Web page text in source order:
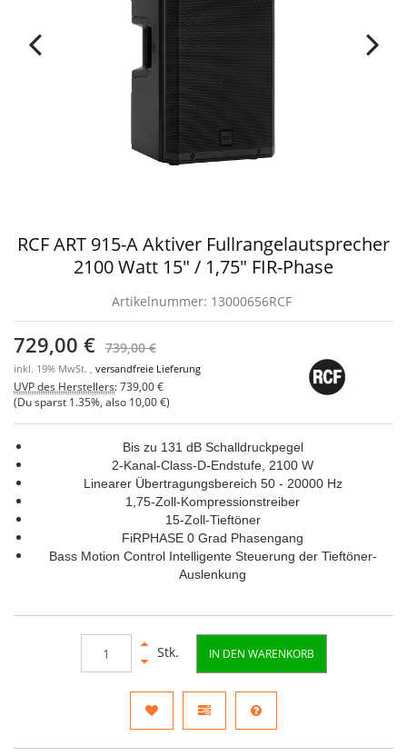
RCF ART 915-A Aktiver Fullrangelautsprecher
2100 Watt 15" / 1,75" FIR-Phase
Artikelnummer: 13000656RCF
729,00 € 739,00 €
inkl. 19% MwSt. , versandfreie Lieferung
UVP des Herstellers:739,00 €
(Du sparst 1.35% , also 10,00 €)
Bis zu 131 dB Schalldruckpegel
2-Kanal-Class-D-Endstufe, 2100 W
Linearer Übertragungsbereich 50 - 20000 Hz
1,75-Zoll-Kompressionstreiber
15-Zoll-Tieftöner
FiRPHASE 0 Grad Phasengang
Bass Motion Control Intelligente Steuerung der Tieftöner-
Auslenkung
Stk. IN DEN WARENKORB